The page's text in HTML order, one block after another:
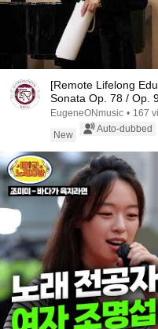
[Remote Lifelong
Sonata Op. 78 / Op.
EugeneONmusic • 167
New
Auto-dubbed